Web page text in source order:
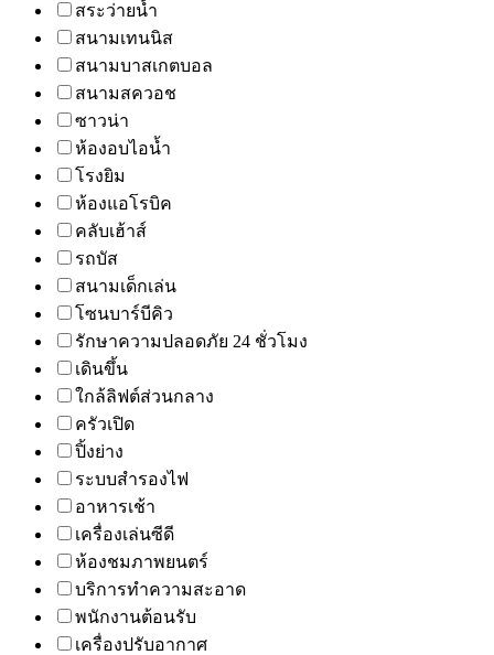
สระว่ายน้ำ
สนามเทนนิส
สนามบาสเกตบอล
สนามสควอช
ซาวน่า
ห้องอบไอน้ำ
โรงยิม
ห้องแอโรบิค
คลับเฮ้าส์
รถบัส
สนามเด็กเล่น
โซนบาร์บีคิว
รักษาความปลอดภัย 24 ชั่วโมง
เดินขึ้น
ใกล้ลิฟต์ส่วนกลาง
ครัวเปิด
ปิ้งย่าง
ระบบสำรองไฟ
อาหารเช้า
เครื่องเล่นซีดี
ห้องชมภาพยนตร์
บริการทำความสะอาด
พนักงานต้อนรับ
เครื่องปรับอากาศ